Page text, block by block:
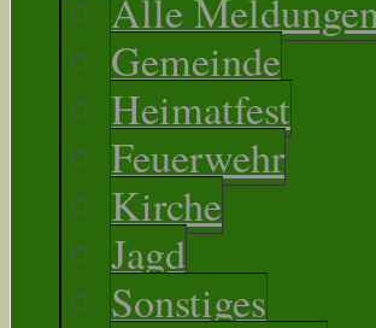
Alle
Gemeinde
Heimatfest
Feuerwehr
Kirche
Jagd
Sonstiges